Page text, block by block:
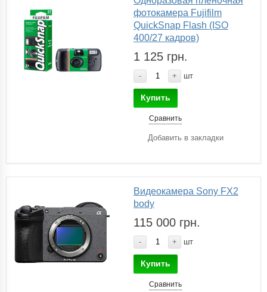
фотокамера Fujifilm
QuickSnap Flash (ISO
400/27 кадров)
1 125 грн.
- + шт
Купить
Сравнить
Добавить в закладки
Видеокамера Sony FX2
body
115 000 грн.
- + шт
Купить
Сравнить